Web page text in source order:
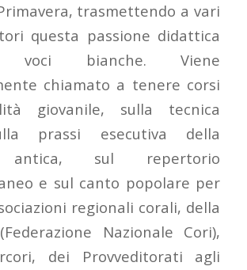
trasmettendo a vari
questa passione didattica
bianche. Viene
chiamato a tenere corsi
giovanile, sulla tecnica
prassi esecutiva della
antica, sul repertorio
e sul canto popolare per
regionali corali, della
(Federazione Nazionale Cori),
dei Provveditorati agli